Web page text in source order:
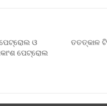
ଓ
ପେଟ୍ରୋଲ
ତତତ୍କାଳ